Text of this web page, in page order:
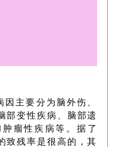
主要分为脑外伤、
部变性疾病、脑部遗
瘤性疾病等。据了
致残率是很高的，其